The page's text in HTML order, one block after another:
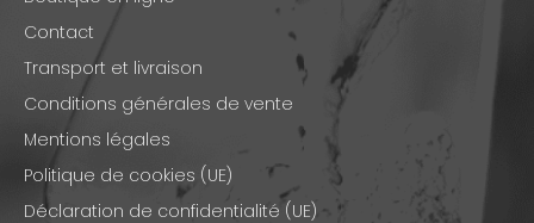
Contact
Transport et livraison
Conditions générales de vente
Mentions légales
Politique de cookies (UE)
Déclaration de confidentialité (UE)